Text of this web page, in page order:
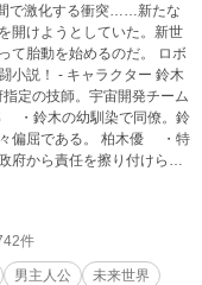
ワースカイパーベルトへの
操縦で切り抜けようとする
で激化する衝突……新たな
開けようとしていた。新世
て胎動を始めるのだ。 ロボ
ター 鈴木
定の技師。宇宙開発チーム
る。 柏木優 ・特
府から責任を擦り付けられ
はある。
件
男主人公
未来世界